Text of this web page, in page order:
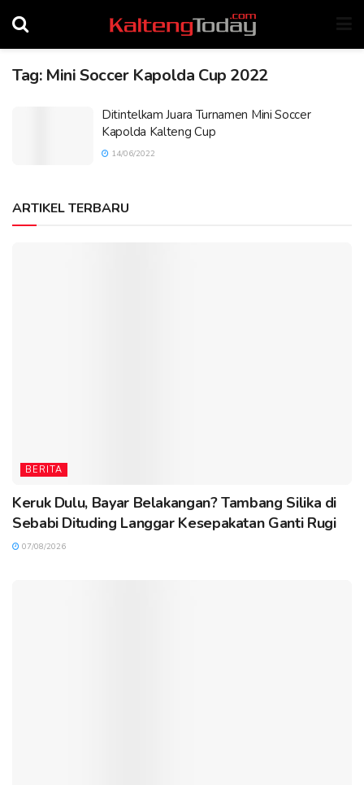
Tag: Mini Soccer Kapolda Cup 2022
Ditintelkam Juara Turnamen Mini Soccer
Kapolda Kalteng Cup
14/06/2022
ARTIKEL TERBARU
BERITA
Keruk Dulu, Bayar Belakangan? Tambang Silika di
Sebabi Dituding Langgar Kesepakatan Ganti Rugi
07/08/2026